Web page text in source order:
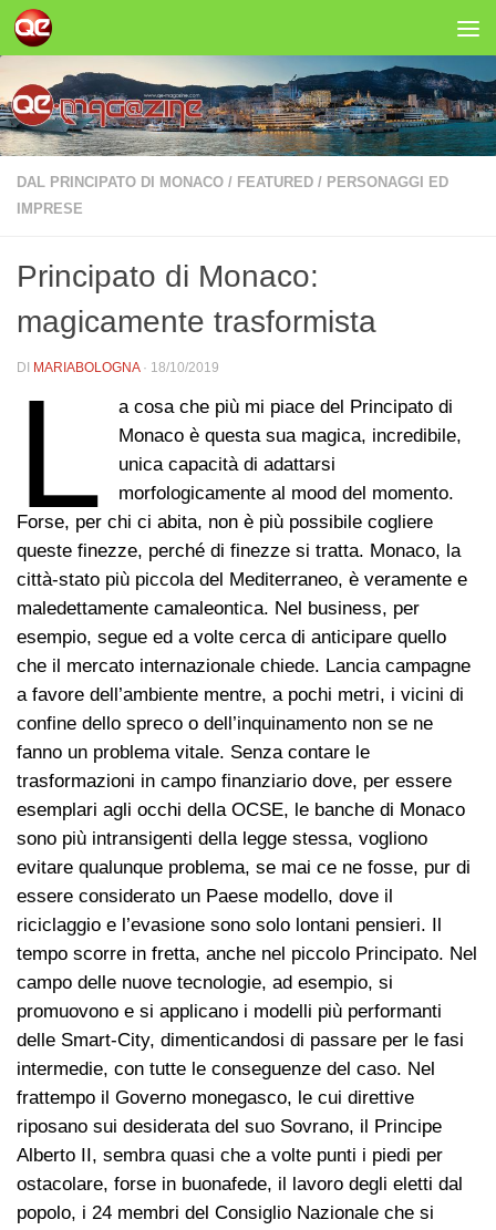
Salta al contenuto
DAL PRINCIPATO DI MONACO / FEATURED / PERSONAGGI ED
IMPRESE
Principato di Monaco:
magicamente trasformista
DI MARIABOLOGNA · 18/10/2019
L
a cosa che più mi piace del Principato di
Monaco è questa sua magica, incredibile,
unica capacità di adattarsi
morfologicamente al mood del momento.
Forse, per chi ci abita, non è più possibile cogliere
queste finezze, perché di finezze si tratta. Monaco, la
città-stato più piccola del Mediterraneo, è veramente e
maledettamente camaleontica. Nel business, per
esempio, segue ed a volte cerca di anticipare quello
che il mercato internazionale chiede. Lancia campagne
a favore dell’ambiente mentre, a pochi metri, i vicini di
confine dello spreco o dell’inquinamento non se ne
fanno un problema vitale. Senza contare le
trasformazioni in campo finanziario dove, per essere
esemplari agli occhi della OCSE, le banche di Monaco
sono più intransigenti della legge stessa, vogliono
evitare qualunque problema, se mai ce ne fosse, pur di
essere considerato un Paese modello, dove il
riciclaggio e l’evasione sono solo lontani pensieri. Il
tempo scorre in fretta, anche nel piccolo Principato. Nel
campo delle nuove tecnologie, ad esempio, si
promuovono e si applicano i modelli più performanti
delle Smart-City, dimenticandosi di passare per le fasi
intermedie, con tutte le conseguenze del caso. Nel
frattempo il Governo monegasco, le cui direttive
riposano sui desiderata del suo Sovrano, il Principe
Alberto II, sembra quasi che a volte punti i piedi per
ostacolare, forse in buonafede, il lavoro degli eletti dal
popolo, i 24 membri del Consiglio Nazionale che si